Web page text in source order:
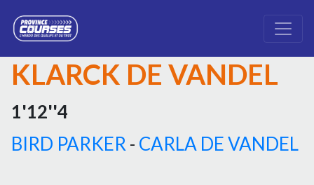
KLARCK DE VANDEL
1'12''4
BIRD PARKER - CARLA DE VANDEL